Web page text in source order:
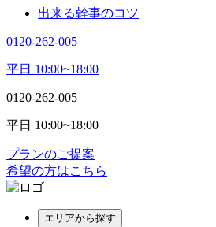
出来る幹事のコツ
0120-262-005
平日 10:00~18:00
0120-262-005
平日 10:00~18:00
プランのご提案
希望の方はこちら
エリアから探す